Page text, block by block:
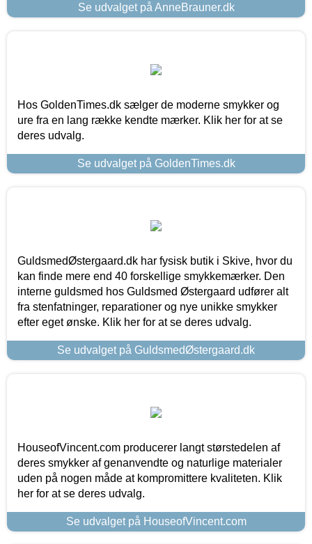
Se udvalget på AnneBrauner.dk
Hos GoldenTimes.dk sælger de moderne smykker og
ure fra en lang række kendte mærker. Klik her for at se
deres udvalg.
Se udvalget på GoldenTimes.dk
GuldsmedØstergaard.dk har fysisk butik i Skive, hvor du
kan finde mere end 40 forskellige smykkemærker. Den
interne guldsmed hos Guldsmed Østergaard udfører alt
fra stenfatninger, reparationer og nye unikke smykker
efter eget ønske. Klik her for at se deres udvalg.
Se udvalget på GuldsmedØstergaard.dk
HouseofVincent.com producerer langt størstedelen af
deres smykker af genanvendte og naturlige materialer
uden på nogen måde at kompromittere kvaliteten. Klik
her for at se deres udvalg.
Se udvalget på HouseofVincent.com